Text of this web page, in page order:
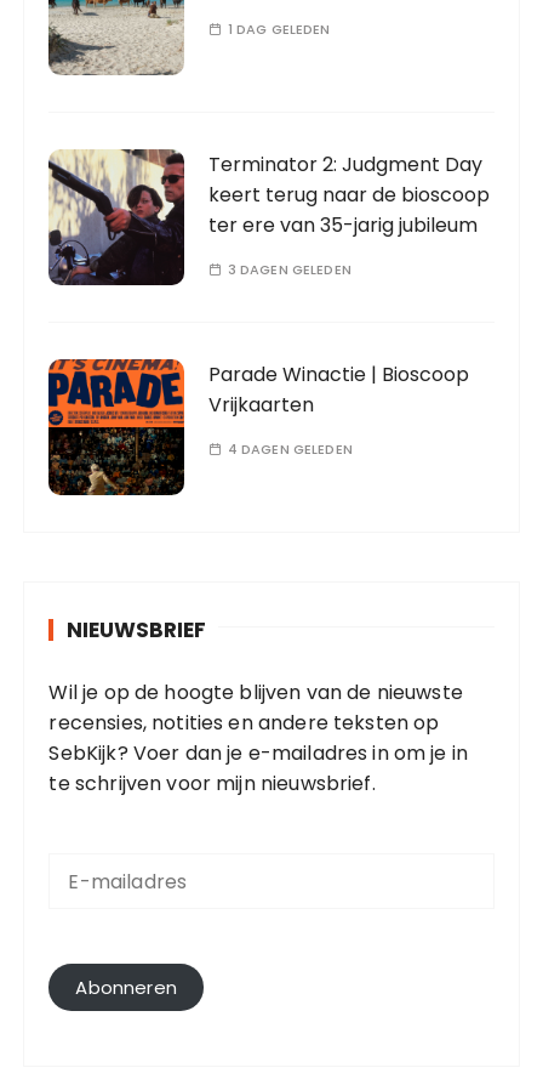
1 DAG GELEDEN
Terminator 2: Judgment Day
keert terug naar de bioscoop
ter ere van 35-jarig jubileum
3 DAGEN GELEDEN
Parade Winactie | Bioscoop
Vrijkaarten
4 DAGEN GELEDEN
NIEUWSBRIEF
Wil je op de hoogte blijven van de nieuwste
recensies, notities en andere teksten op
SebKijk? Voer dan je e-mailadres in om je in
te schrijven voor mijn nieuwsbrief.
l
a
Abonneren